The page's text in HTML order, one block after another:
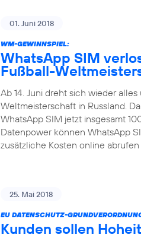
01. Juni 2018
WM-GEWINNSPIEL:
WhatsApp SIM
Fußball-
Ab 14. Juni dreht sich wieder
Weltmeisterschaft in Russland.
WhatsApp SIM jetzt insgesamt
Datenpower können WhatsApp
zusätzliche Kosten online
25. Mai 2018
EU DATENSCHUTZ-
Kunden sollen